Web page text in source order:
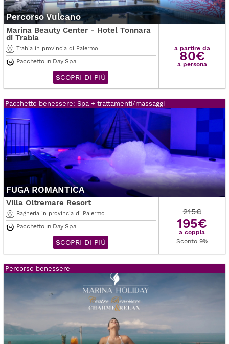
Percorso Vulcano
Marina Beauty Center - Hotel Tonnara
di Trabia
Trabia in provincia di Palermo
Pacchetto in Day Spa
SCOPRI DI PIÙ
a partire da
80€
a persona
Pacchetto benessere: Spa + trattamenti/massaggi
FUGA ROMANTICA
Villa Oltremare Resort
Bagheria in provincia di Palermo
Pacchetto in Day Spa
SCOPRI DI PIÙ
215€
195€
a coppia
Sconto 9%
Percorso benessere